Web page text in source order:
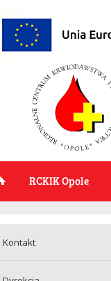
RCKIK Opole
Kontakt